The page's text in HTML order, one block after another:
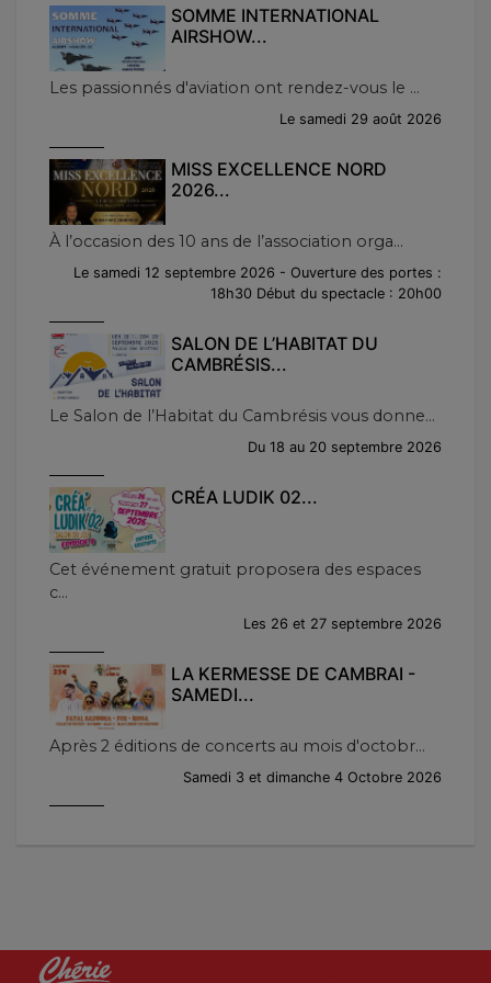
SOMME INTERNATIONAL
AIRSHOW...
Les passionnés d'aviation ont rendez-vous le ...
Le samedi 29 août 2026
MISS EXCELLENCE NORD
2026...
À l’occasion des 10 ans de l’association orga...
Le samedi 12 septembre 2026 - Ouverture des portes :
18h30 Début du spectacle : 20h00
SALON DE L’HABITAT DU
CAMBRÉSIS...
Le Salon de l’Habitat du Cambrésis vous donne...
Du 18 au 20 septembre 2026
CRÉA LUDIK 02...
Cet événement gratuit proposera des espaces
c...
Les 26 et 27 septembre 2026
LA KERMESSE DE CAMBRAI -
SAMEDI...
Après 2 éditions de concerts au mois d'octobr...
Samedi 3 et dimanche 4 Octobre 2026